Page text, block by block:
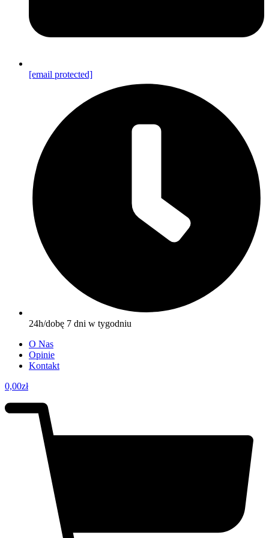
[email protected]
24h/dobę 7 dni w tygodniu
O Nas
Opinie
Kontakt
0,00zł